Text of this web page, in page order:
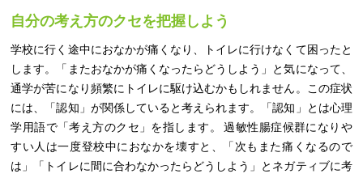
自分の考え方のクセを把握しよう
学校に行く途中におなかが痛くなり、トイレに行けなくて困ったと
します。「またおなかが痛くなったらどうしよう」と気になって、
通学が苦になり頻繁にトイレに駆け込むかもしれません。この症状
には、「認知」が関係していると考えられます。「認知」とは心理
学用語で「考え方のクセ」を指します。 過敏性腸症候群になりや
すい人は一度登校中におなかを壊すと、「次もまた痛くなるので
は」「トイレに間に合わなかったらどうしよう」とネガティブに考